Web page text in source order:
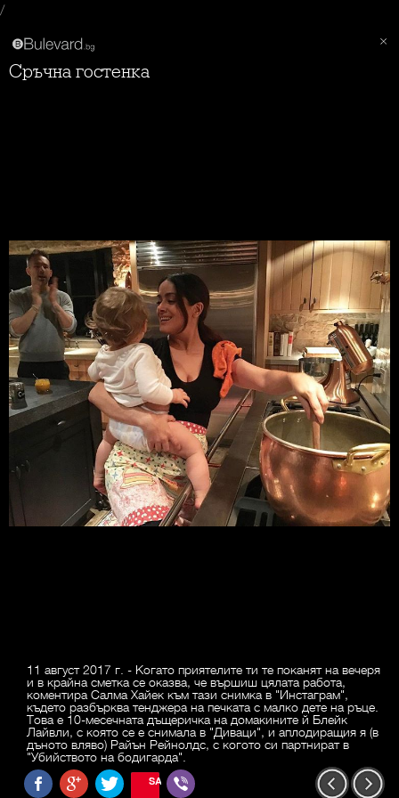
/
Сръчна гостенка
11 август 2017 г. - Когато приятелите ти те поканят на вечеря
и в крайна сметка се оказва, че вършиш цялата работа,
коментира Салма Хайек към тази снимка в "Инстаграм",
където разбърква тенджера на печката с малко дете на ръце.
Това е 10-месечната дъщеричка на домакините й Блейк
Лайвли, с която се е снимала в "Диваци", и аплодиращия я (в
дъното вляво) Райън Рейнолдс, с когото си партнират в
"Убийството на бодигарда".
SAVE